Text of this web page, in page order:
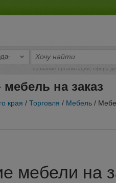
название организации, сфера
на заказ
края / Торговля / Мебель /
мебели на